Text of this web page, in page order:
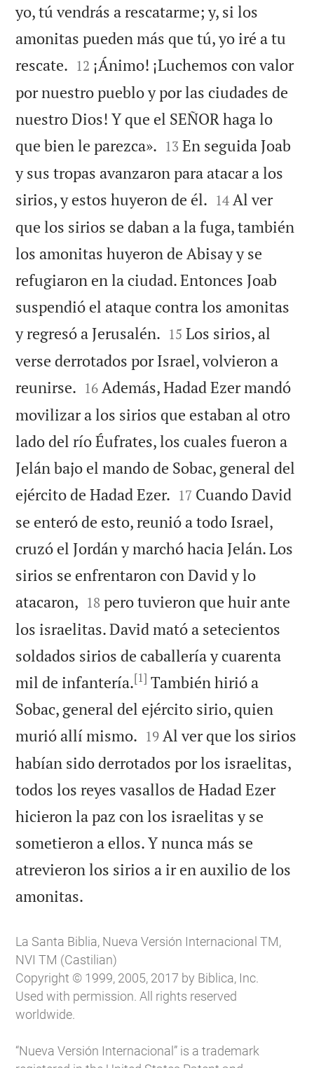
yo, tú vendrás a rescatarme; y, si los
amonitas pueden más que tú, yo iré a tu
rescate. 

12 ¡Ánimo! ¡Luchemos con valor
por nuestro pueblo y por las ciudades de
nuestro Dios! Y que el SEÑOR haga lo
que bien le parezca». 

13 En seguida Joab
y sus tropas avanzaron para atacar a los
sirios, y estos huyeron de él. 

14 Al ver
que los sirios se daban a la fuga, también
los amonitas huyeron de Abisay y se
refugiaron en la ciudad. Entonces Joab
suspendió el ataque contra los amonitas
y regresó a Jerusalén. 

15 Los sirios, al
verse derrotados por Israel, volvieron a
reunirse. 

16 Además, Hadad Ezer mandó
movilizar a los sirios que estaban al otro
lado del río Éufrates, los cuales fueron a
Jelán bajo el mando de Sobac, general del
ejército de Hadad Ezer. 

17 Cuando David
se enteró de esto, reunió a todo Israel,
cruzó el Jordán y marchó hacia Jelán. Los
sirios se enfrentaron con David y lo
atacaron, 

18 pero tuvieron que huir ante
los israelitas. David mató a setecientos
soldados sirios de caballería y cuarenta
mil de infantería.[1] También hirió a
Sobac, general del ejército sirio, quien
murió allí mismo. 

19 Al ver que los sirios
habían sido derrotados por los israelitas,
todos los reyes vasallos de Hadad Ezer
hicieron la paz con los israelitas y se
sometieron a ellos. Y nunca más se
atrevieron los sirios a ir en auxilio de los
amonitas.
La Santa Biblia, Nueva Versión Internacional TM,
NVI TM (Castilian)
Copyright © 1999, 2005, 2017 by Biblica, Inc.
Used with permission. All rights reserved
worldwide.
“Nueva Versión Internacional” is a trademark